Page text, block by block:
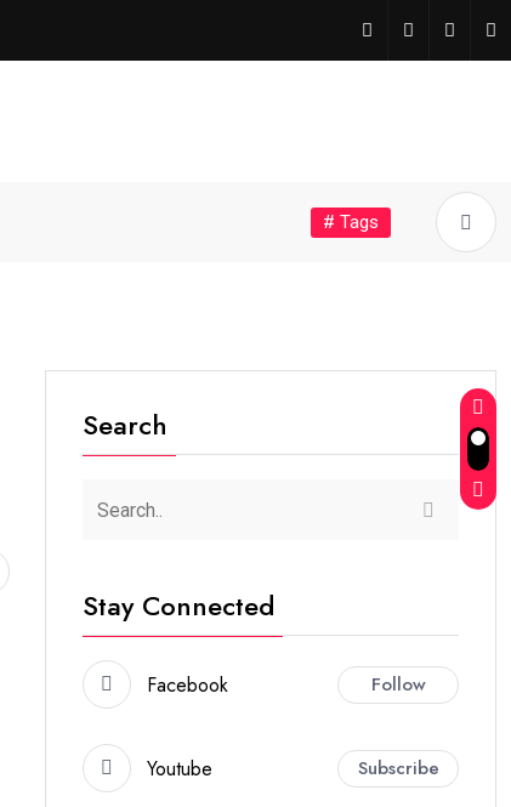
# Tags
Search
Stay Connected
Facebook Follow
Youtube Subscribe